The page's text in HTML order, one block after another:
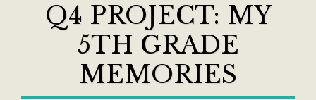
Q4 PROJECT: MY
5TH GRADE
MEMORIES